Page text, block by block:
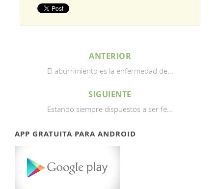
ANTERIOR
El aburrimiento es la enfermedad de...
SIGUIENTE
Estando siempre dispuestos a ser fe...
APP GRATUITA PARA ANDROID